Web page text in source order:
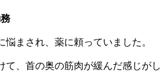
悩まされ、薬に頼っていました。
て、首の奥の筋肉が緩んだ感じがし